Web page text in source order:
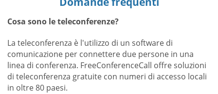
Cosa sono le teleconferenze?
La teleconferenza è l'utilizzo di un software di
comunicazione per connettere due persone in una
linea di conferenza. FreeConferenceCall offre soluzioni
di teleconferenza gratuite con numeri di accesso locali
in oltre 80 paesi.